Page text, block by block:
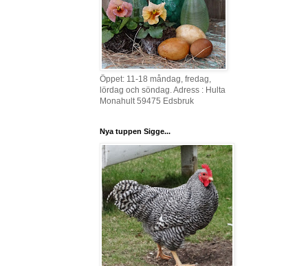
Öppet: 11-18 måndag, fredag,
lördag och söndag. Adress : Hulta
Monahult 59475 Edsbruk
Nya tuppen Sigge...